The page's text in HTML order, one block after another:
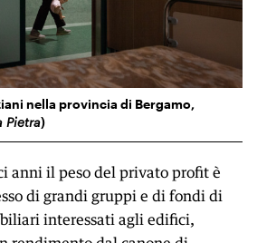
nella provincia di Bergamo,
Pietra)
anni il peso del privato profit è
di grandi gruppi e di fondi di
interessati agli edifici,